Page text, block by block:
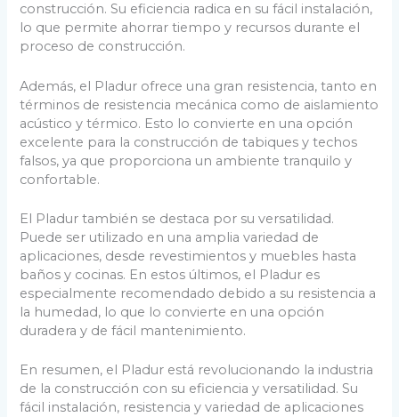
construcción. Su eficiencia radica en su fácil instalación,
lo que permite ahorrar tiempo y recursos durante el
proceso de construcción.
Además, el Pladur ofrece una gran resistencia, tanto en
términos de resistencia mecánica como de aislamiento
acústico y térmico. Esto lo convierte en una opción
excelente para la construcción de tabiques y techos
falsos, ya que proporciona un ambiente tranquilo y
confortable.
El Pladur también se destaca por su versatilidad.
Puede ser utilizado en una amplia variedad de
aplicaciones, desde revestimientos y muebles hasta
baños y cocinas. En estos últimos, el Pladur es
especialmente recomendado debido a su resistencia a
la humedad, lo que lo convierte en una opción
duradera y de fácil mantenimiento.
En resumen, el Pladur está revolucionando la industria
de la construcción con su eficiencia y versatilidad. Su
fácil instalación, resistencia y variedad de aplicaciones